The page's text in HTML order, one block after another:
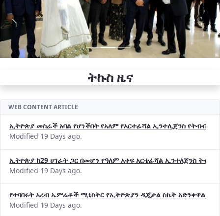
ትኩስ ዜና
WEB CONTENT ARTICLE
ኢትዮጵያ መስራች አባል የሆነችበት የአለም የአርተፊሻል ኢንተሊጀንስ የትብብር
Modified 19 Days ago.
ኢትዮጵያ ከ29 ሀገራት ጋር በመሆን የዓለም አቀፍ አርቴፊሻል ኢንተለጀንስ
Modified 19 Days ago.
የተባበሩት አረብ ኤምሬቶች ሚኒስትር የኢትዮጵያን ዲጂታል ስኬት አድንቀዋል
Modified 19 Days ago.